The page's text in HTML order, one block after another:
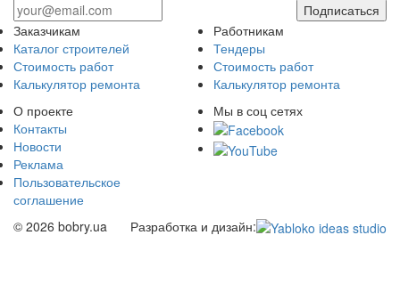
Подписаться
Заказчикам
Каталог строителей
Стоимость работ
Калькулятор ремонта
Работникам
Тендеры
Стоимость работ
Калькулятор ремонта
О проекте
Контакты
Новости
Реклама
Пользовательское
соглашение
Мы в соц сетях
© 2026 bobry.ua Разработка и дизайн: